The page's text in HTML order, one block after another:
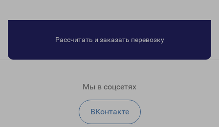
Рассчитать и заказать перевозку
Мы в соцсетях
ВКонтакте